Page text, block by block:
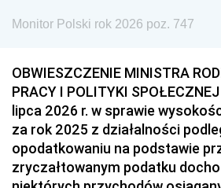
Monitor Polski rok 2026 poz. 747
OBWIESZCZENIE MINISTRA
PRACY I POLITYKI
lipca 2026 r. w sprawie
za rok 2025 z działalności
opodatkowaniu na podstawie
zryczałtowanym podatku